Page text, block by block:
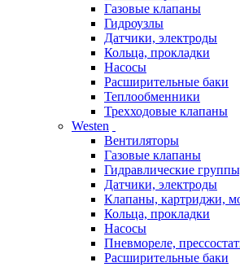
Газовые клапаны
Гидроузлы
Датчики, электроды
Кольца, прокладки
Насосы
Расширительные баки
Теплообменники
Трехходовые клапаны
Westen
Вентиляторы
Газовые клапаны
Гидравлические
Датчики, электроды
Клапаны, картриджи,
Кольца, прокладки
Насосы
Пневмореле,
Расширительные баки